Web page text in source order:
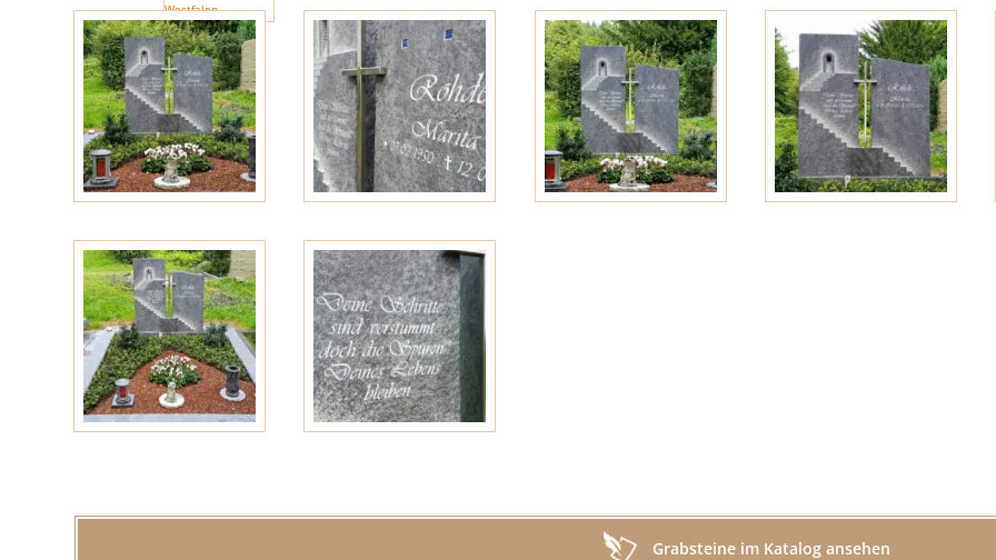
MOTIVE
Glas
Rose
Sonne
Findling
MATERIAL
Westfalen
Grabsteine im Katalog ansehen